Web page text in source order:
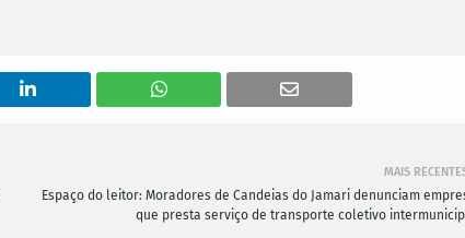
MAIS
Espaço do leitor: Moradores de Candeias do Jamari denunciam
que presta serviço de transporte coletivo